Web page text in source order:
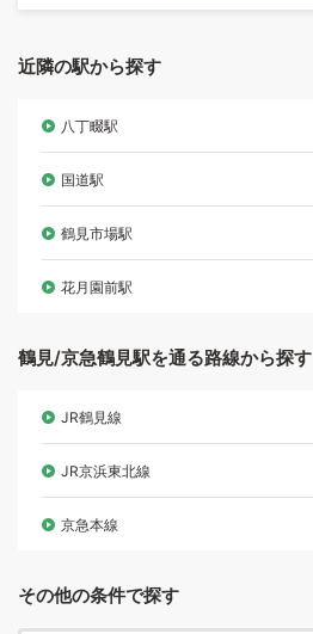
近隣の駅から探す
八丁畷駅
国道駅
鶴見市場駅
花月園前駅
鶴見/京急鶴見駅を通る路線から探す
JR鶴見線
JR京浜東北線
京急本線
その他の条件で探す